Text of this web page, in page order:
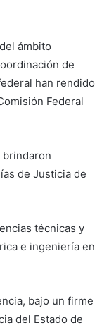
ámbito
de
han rendido
Federal
brindaron
de Justicia de
técnicas y
e ingeniería en
bajo un firme
del Estado de